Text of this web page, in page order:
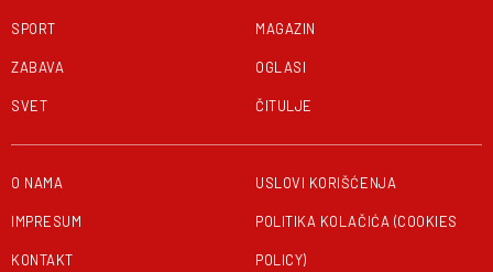
SPORT
ZABAVA
SVET
MAGAZIN
OGLASI
ČITULJE
O NAMA
IMPRESUM
KONTAKT
USLOVI KORIŠĆENJA
POLITIKA KOLAČIĆA (COOKIES
POLICY)